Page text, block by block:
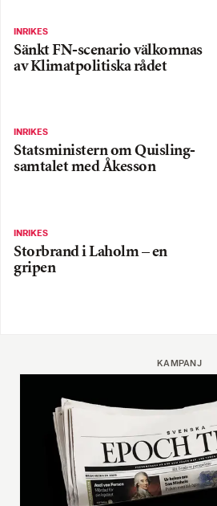
INRIKES
Sänkt FN-scenario välkomnas
av Klimatpolitiska rådet
INRIKES
Statsministern om Quisling-
samtalet med Åkesson
INRIKES
Storbrand i Laholm – en
gripen
KAMPANJ